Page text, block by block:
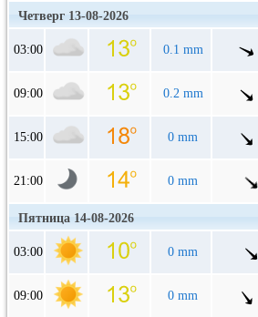
Четверг 13-08-2026
03:00 0.1 mm
09:00 0.2 mm
15:00 0 mm
21:00 0 mm
Пятница 14-08-2026
03:00 0 mm
09:00 0 mm